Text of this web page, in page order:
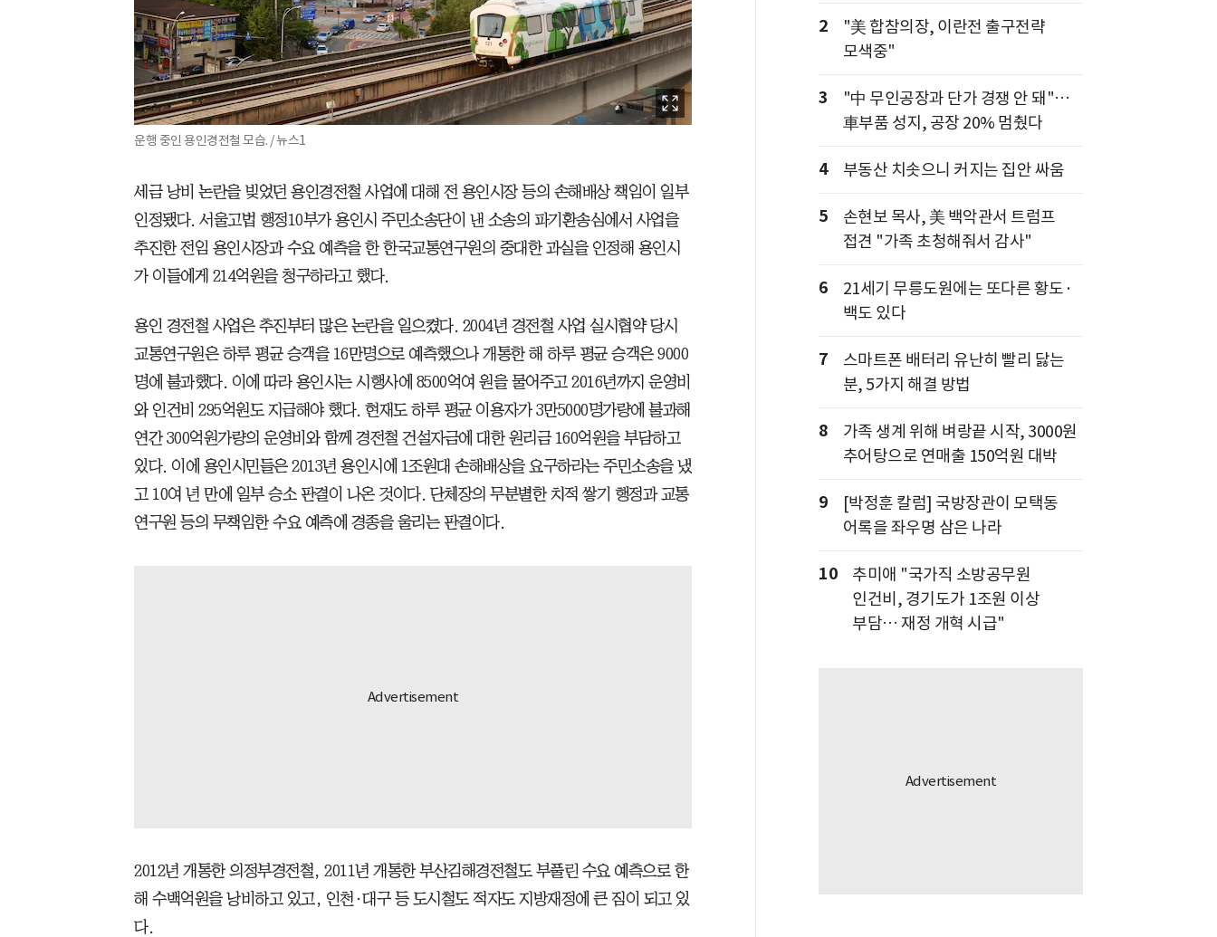
운행 중인 용인경전철 모습. / 뉴스1
세금 낭비 논란을 빚었던 용인경전철 사업에 대해 전 용인시장 등의 손해배상 책임이 일부
인정됐다. 서울고법 행정10부가 용인시 주민소송단이 낸 소송의 파기환송심에서 사업을
추진한 전임 용인시장과 수요 예측을 한 한국교통연구원의 중대한 과실을 인정해 용인시
가 이들에게 214억원을 청구하라고 했다.
용인 경전철 사업은 추진부터 많은 논란을 일으켰다. 2004년 경전철 사업 실시협약 당시
교통연구원은 하루 평균 승객을 16만명으로 예측했으나 개통한 해 하루 평균 승객은 9000
명에 불과했다. 이에 따라 용인시는 시행사에 8500억여 원을 물어주고 2016년까지 운영비
와 인건비 295억원도 지급해야 했다. 현재도 하루 평균 이용자가 3만5000명가량에 불과해
연간 300억원가량의 운영비와 함께 경전철 건설자금에 대한 원리금 160억원을 부담하고
있다. 이에 용인시민들은 2013년 용인시에 1조원대 손해배상을 요구하라는 주민소송을 냈
고 10여 년 만에 일부 승소 판결이 나온 것이다. 단체장의 무분별한 치적 쌓기 행정과 교통
연구원 등의 무책임한 수요 예측에 경종을 울리는 판결이다.
2012년 개통한 의정부경전철, 2011년 개통한 부산김해경전철도 부풀린 수요 예측으로 한
해 수백억원을 낭비하고 있고, 인천·대구 등 도시철도 적자도 지방재정에 큰 짐이 되고 있
다.
2
"美 합참의장, 이란전 출구전략
모색중"
3
"中 무인공장과 단가 경쟁 안 돼"…
車부품 성지, 공장 20% 멈췄다
4 부동산 치솟으니 커지는 집안 싸움
5
손현보 목사, 美 백악관서 트럼프
접견 "가족 초청해줘서 감사"
6
21세기 무릉도원에는 또다른 황도·
백도 있다
7
스마트폰 배터리 유난히 빨리 닳는
분, 5가지 해결 방법
8
가족 생계 위해 벼랑끝 시작, 3000원
추어탕으로 연매출 150억원 대박
9
[박정훈 칼럼] 국방장관이 모택동
어록을 좌우명 삼은 나라
10
추미애 "국가직 소방공무원
인건비, 경기도가 1조원 이상
부담… 재정 개혁 시급"